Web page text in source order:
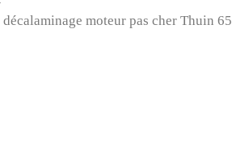
décalaminage moteur pas cher Thuin